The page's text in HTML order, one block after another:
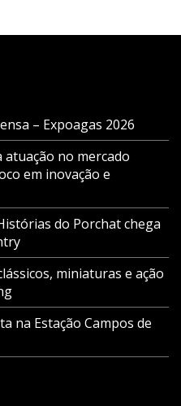
– Expoagas 2026
no mercado
em inovação e
do Porchat chega
miniaturas e ação
na Estação Campos de